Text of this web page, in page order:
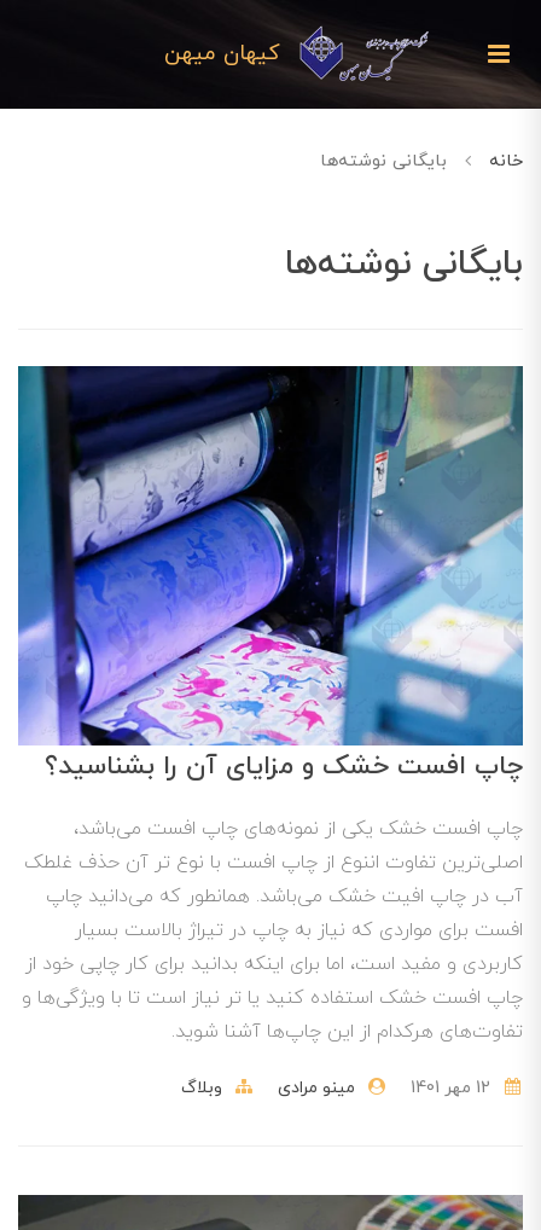
کیهان میهن
خانه بایگانی نوشته‌ها
بایگانی نوشته‌ها
چاپ افست خشک و مزایای آن را بشناسید؟
چاپ افست خشک یکی از نمونه‌های چاپ افست می‌باشد،
اصلی‌ترین تفاوت اننوع از چاپ افست با نوع تر آن حذف غلطک
آب در چاپ افیت خشک می‌باشد. همانطور که می‌دانید چاپ
افست برای مواردی که نیاز به چاپ در تیراژ بالاست بسیار
کاربردی و مفید است، اما برای اینکه بدانید برای کار چاپی خود از
چاپ افست خشک استفاده کنید یا تر نیاز است تا با ویژگی‌ها و
تفاوت‌های هرکدام از این چاپ‌ها آشنا شوید.
مینو مرادی وبلاگ